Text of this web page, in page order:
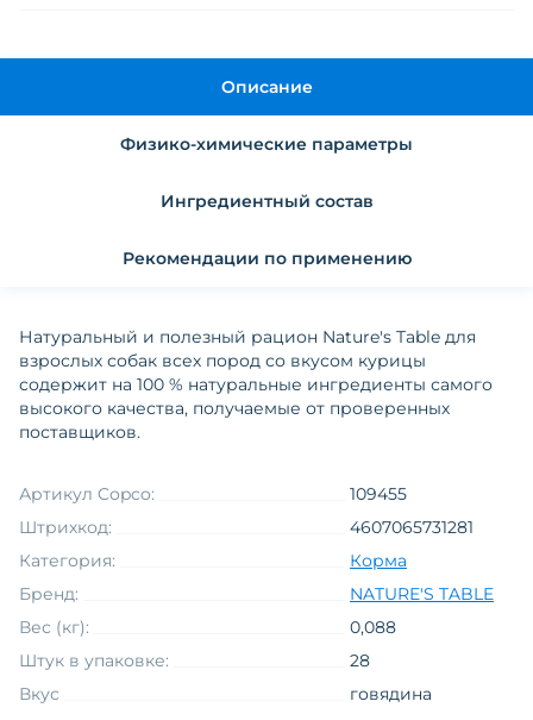
Описание
Физико-химические параметры
Ингредиентный состав
Рекомендации по применению
Натуральный и полезный рацион Nature's Table для
взрослых собак всех пород со вкусом курицы
содержит на 100 % натуральные ингредиенты самого
высокого качества, получаемые от проверенных
поставщиков.
Артикул Copco:
109455
Штрихкод:
4607065731281
Категория:
Корма
Бренд:
NATURE'S TABLE
Вес (кг):
0,088
Штук в упаковке:
28
Вкус
говядина